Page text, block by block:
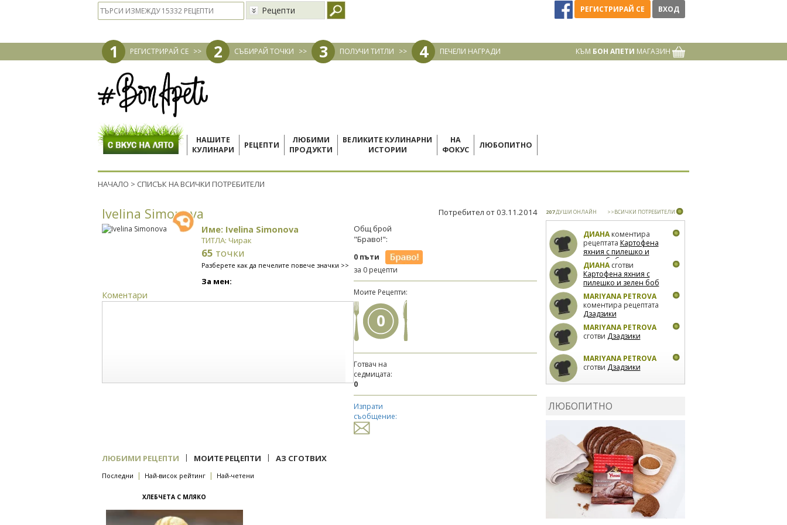
Рецепти РЕГИСТРИРАЙ СЕ ВХОД
1 РЕГИСТРИРАЙ СЕ >> 2 СЪБИРАЙ ТОЧКИ >> 3 ПОЛУЧИ ТИТЛИ >> 4 ПЕЧЕЛИ НАГРАДИ КЪМ БОН АПЕТИ МАГАЗИН
НАШИТЕ
КУЛИНАРИ
РЕЦЕПТИ
ЛЮБИМИ
ПРОДУКТИ
ВЕЛИКИТЕ КУЛИНАРНИ
ИСТОРИИ
НА
ФОКУС
ЛЮБОПИТНО
НАЧАЛО > СПИСЪК НА ВСИЧКИ ПОТРЕБИТЕЛИ
Ivelina Simonova Потребител от 03.11.2014
Име: Ivelina Simonova
ТИТЛА: Чирак
65 точки
Разберете как да печелите повече значки >>
За мен:
Коментари
Общ брой
"Браво!":
0 пъти
за 0 рецепти
Моите Рецепти:
0
Готвач на
седмицата:
0
Изпрати
съобщение:
ЛЮБИМИ РЕЦЕПТИ | МОИТЕ РЕЦЕПТИ | АЗ СГОТВИХ
Последни | Най-висок рейтинг | Най-четени
ХЛЕБЧЕТА С МЛЯКО
207ДУШИ ОНЛАЙН >>ВСИЧКИ ПОТРЕБИТЕЛИ
ДИАНАкоментира
рецептата Картофена
яхния с пилешко и
зелен боб
ДИАНАсготви
Картофена яхния с
пилешко и зелен боб
MARIYANA PETROVA
коментира рецептата
Дзадзики
MARIYANA PETROVA
сготви Дзадзики
MARIYANA PETROVA
сготви Дзадзики
фурна
рецептатаСвински
ребра с печени
картофи
ЛЮБОПИТНО